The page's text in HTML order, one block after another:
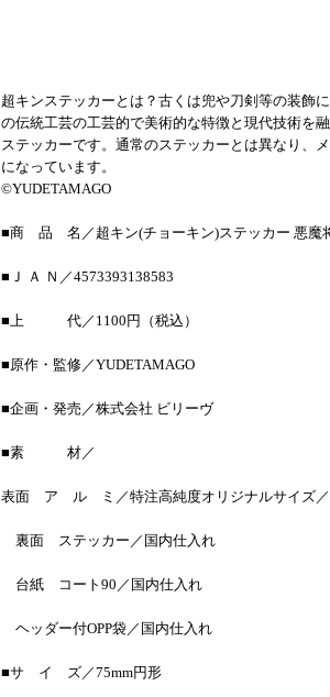
超キンステッカーとは？古くは兜や刀剣等の装飾
の伝統工芸の工芸的で美術的な特徴と現代技術を
ステッカーです。通常のステッカーとは異なり、
になっています。
©YUDETAMAGO
■商 品 名／超キン(チョーキン)ステッカー 悪魔
■Ｊ Ａ Ｎ／4573393138583
■上 代／1100円（税込）
■原作・監修／YUDETAMAGO
■企画・発売／株式会社 ビリーヴ
■素 材／
表面 ア ル ミ／特注高純度オリジナルサイズ／
裏面 ステッカー／国内仕入れ
台紙 コート90／国内仕入れ
ヘッダー付OPP袋／国内仕入れ
■サ イ ズ／75mm円形